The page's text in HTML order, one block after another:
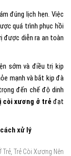
đúng lịch hẹn. Việc
quá trình phục hồi
được diễn ra an toàn
sớm và điều trị kịp
mạnh và bắt kịp đà
đến chế độ dinh
còi xương ở trẻ đạt
xử lý
Trẻ, Trẻ Còi Xương Nên